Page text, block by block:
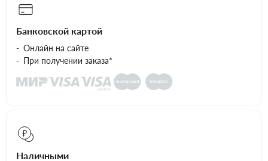
Банковской картой
Онлайн на сайте
При получении заказа*
Наличными